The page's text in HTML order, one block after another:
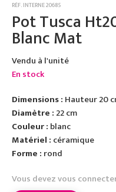
RÉF. INTERNE 20685
Pot Tusca
Blanc Mat
Vendu à l'unité
En stock
Dimensions : Hauteur 20
Diamètre : 22 cm
Couleur : blanc
Matériel : céramique
Forme : rond
Vous devez vous